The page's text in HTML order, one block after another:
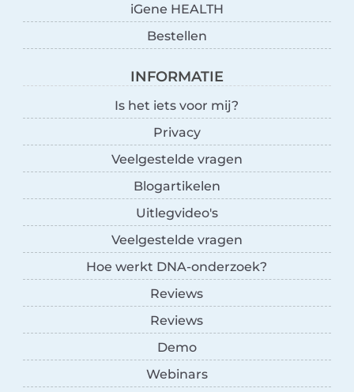
iGene HEALTH
Bestellen
INFORMATIE
Is het iets voor mij?
Privacy
Veelgestelde vragen
Blogartikelen
Uitlegvideo's
Veelgestelde vragen
Hoe werkt DNA-onderzoek?
Reviews
Reviews
Demo
Webinars